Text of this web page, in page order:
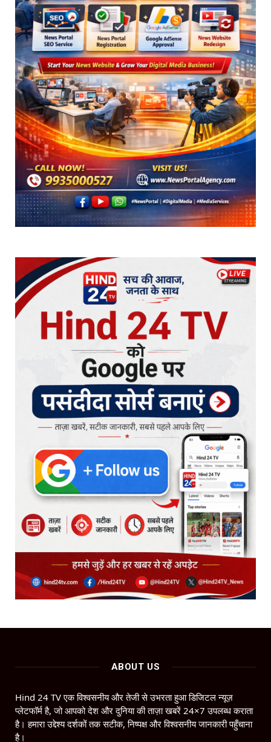
ABOUT US
Hind 24 TV एक विश्वसनीय और तेजी से उभरता हुआ डिजिटल न्यूज़
प्लेटफॉर्म है, जो आपको देश और दुनिया की ताज़ा खबरें 24×7 उपलब्ध कराता
है। हमारा उद्देश्य दर्शकों तक सटीक, निष्पक्ष और विश्वसनीय जानकारी पहुँचाना
है।